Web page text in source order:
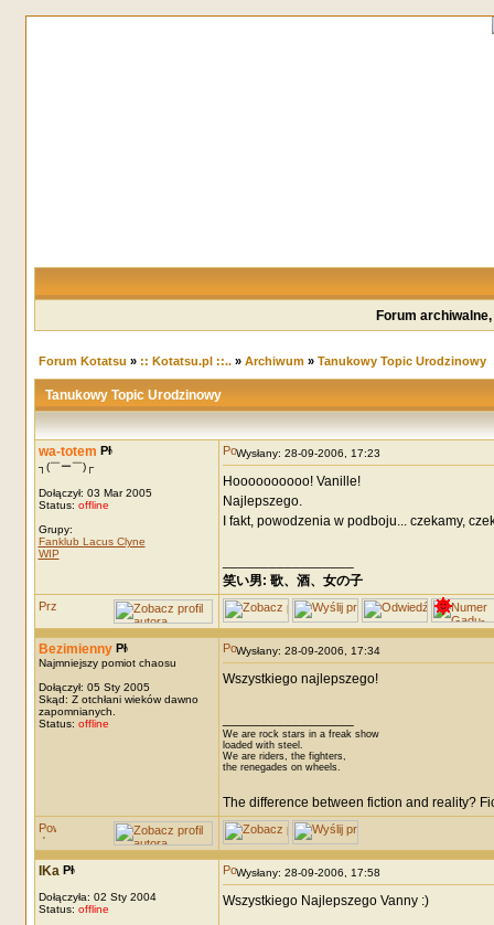
Forum
Forum Kotatsu » :: Kotatsu.pl ::..» Archiwum» Tanukowy Topic Urodzinowy
Tanukowy Topic Urodzinowy
wa-totem
┐(￣ー￣)┌
Dołączył: 03 Mar 2005
Status: offline
Grupy:
Fanklub Lacus Clyne
WIP
Wysłany: 28-09-2006, 17:23
Hoooooooooo! Vanille!
Najlepszego.
I fakt, powodzenia w podboju... czekamy,
笑い男: 歌、酒、女の子 DRM:
Bezimienny
Najmniejszy pomiot chaosu
Dołączył: 05 Sty 2005
Skąd: Z otchłani wieków dawno
zapomnianych.
Status: offline
Wysłany: 28-09-2006, 17:34
Wszystkiego najlepszego!
We are rock stars in a freak show
loaded with steel.
We are riders, the fighters,
the renegades on wheels.
The difference between fiction and reality?
IKa
Dołączyła: 02 Sty 2004
Status: offline
Wysłany: 28-09-2006, 17:58
Wszystkiego Najlepszego Vanny :)